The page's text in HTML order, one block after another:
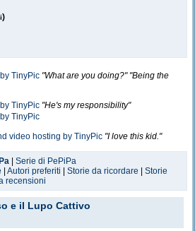
)
"What are you doing?" "Being the
"He's my responsibility"
"I love this kid."
Serie di PePiPa
Autori preferiti Storie da ricordare
Storie
recensioni
e il Lupo Cattivo